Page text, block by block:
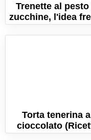
Trenette al pesto
zucchine, l'idea
per l'estate!
Torta tenerina al
cioccolato
veloce e senza